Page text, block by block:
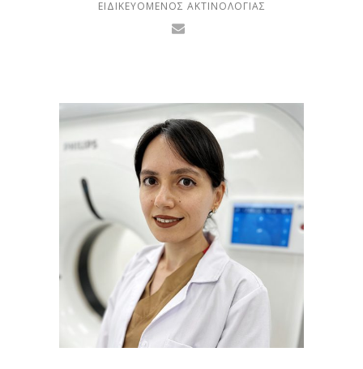
ΕΙΔΙΚΕΥΌΜΕΝΟΣ ΑΚΤΙΝΟΛΟΓΊΑΣ